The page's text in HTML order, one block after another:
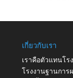
เกี่ยวกับเรา
เราคือตัวแทนโร
โรงงานฐานการ